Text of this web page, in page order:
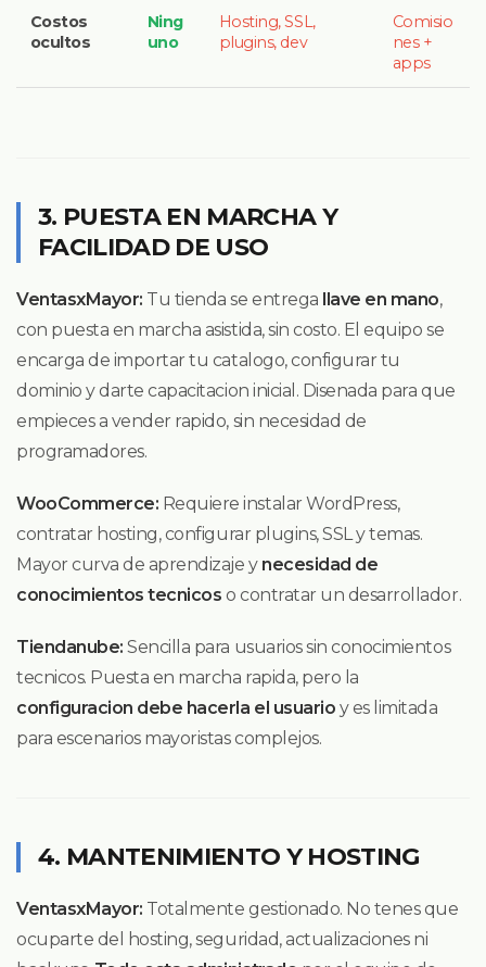
Costos
ocultos
Ning
uno
Hosting, SSL,
plugins, dev
Comisio
nes +
apps
3. PUESTA EN MARCHA Y
FACILIDAD DE USO
VentasxMayor: Tu tienda se entrega llave en mano,
con puesta en marcha asistida, sin costo. El equipo se
encarga de importar tu catalogo, configurar tu
dominio y darte capacitacion inicial. Disenada para que
empieces a vender rapido, sin necesidad de
programadores.
WooCommerce: Requiere instalar WordPress,
contratar hosting, configurar plugins, SSL y temas.
Mayor curva de aprendizaje y necesidad de
conocimientos tecnicos o contratar un desarrollador.
Tiendanube: Sencilla para usuarios sin conocimientos
tecnicos. Puesta en marcha rapida, pero la
configuracion debe hacerla el usuario y es limitada
para escenarios mayoristas complejos.
4. MANTENIMIENTO Y HOSTING
VentasxMayor: Totalmente gestionado. No tenes que
ocuparte del hosting, seguridad, actualizaciones ni